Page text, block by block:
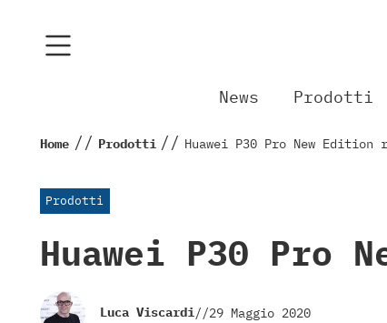
News Prodotti
Home // Prodotti // Huawei P30 Pro New
Prodotti
Huawei P30 Pro
Luca Viscardi//29 Maggio 2020